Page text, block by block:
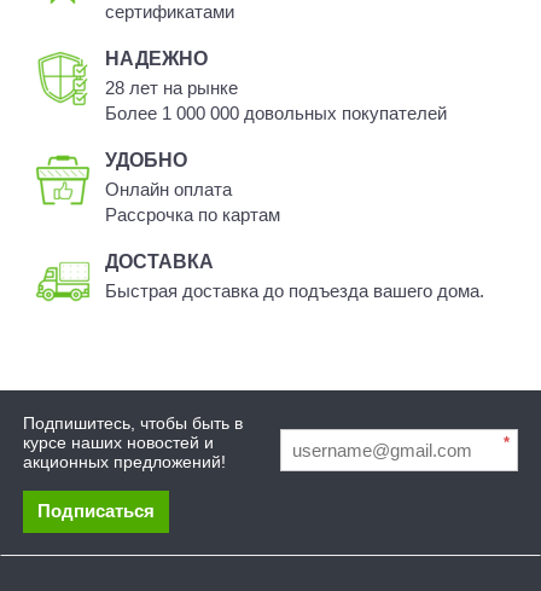
сертификатами
НАДЕЖНО
28 лет на рынке
Более 1 000 000 довольных покупателей
УДОБНО
Онлайн оплата
Рассрочка по картам
ДОСТАВКА
Быстрая доставка до подъезда вашего дома.
Подпишитесь, чтобы быть в
курсе наших новостей и
акционных предложений!
*
Подписаться